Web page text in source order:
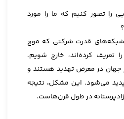
را تصور کنیم که ما را مورد
شبکه‌های قدرت شرکتی که موج
کرده‌اند، خارج شویم.
جهان در معرض تهدید هستند و
می‌شود. این مشکل، نتیجه
در طول قرن‌هاست.